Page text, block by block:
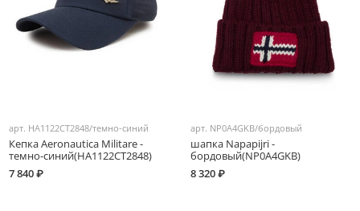
арт. HA1122CT2848/темно-синий
Кепка Aeronautica Militare -
темно-синий(HA1122CT2848)
7 840 ₽
арт. NP0A4GKB/бордовый
шапка Napapijri -
бордовый(NP0A4GKB)
8 320 ₽